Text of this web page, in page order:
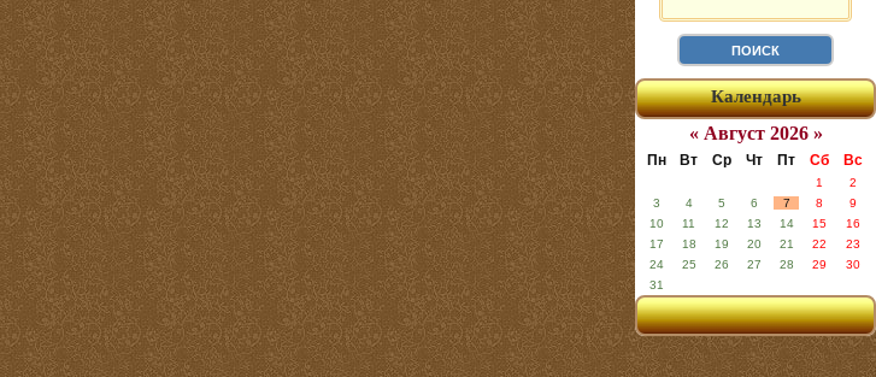
Календарь
« Август 2026 »
Пн Вт Ср Чт Пт Сб Вс
1
2
3
4 5 6 7 8
9
10
11 12 13 14 15
16
17
18 19 20 21 22
23
24
25 26 27 28 29
30
31